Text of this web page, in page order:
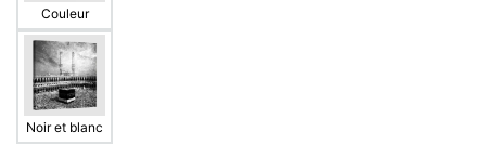
Couleur
Noir et blanc